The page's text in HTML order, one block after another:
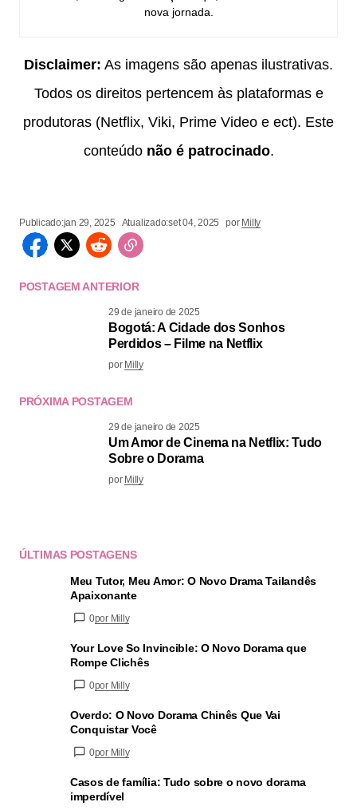
nova jornada.
Disclaimer: As imagens são apenas ilustrativas.
Todos os direitos pertencem às plataformas e
produtoras (Netflix, Viki, Prime Video e ect). Este
conteúdo não é patrocinado.
Publicado:jan 29, 2025 Atualizado:set 04, 2025 por Milly
POSTAGEM ANTERIOR
29 de janeiro de 2025
Bogotá: A Cidade dos Sonhos
Perdidos – Filme na Netflix
por Milly
PRÓXIMA POSTAGEM
29 de janeiro de 2025
Um Amor de Cinema na Netflix: Tudo
Sobre o Dorama
por Milly
ÚLTIMAS POSTAGENS
Meu Tutor, Meu Amor: O Novo Drama Tailandês
Apaixonante
0por Milly
Your Love So Invincible: O Novo Dorama que
Rompe Clichês
0por Milly
Overdo: O Novo Dorama Chinês Que Vai
Conquistar Você
0por Milly
Casos de família: Tudo sobre o novo dorama
imperdível